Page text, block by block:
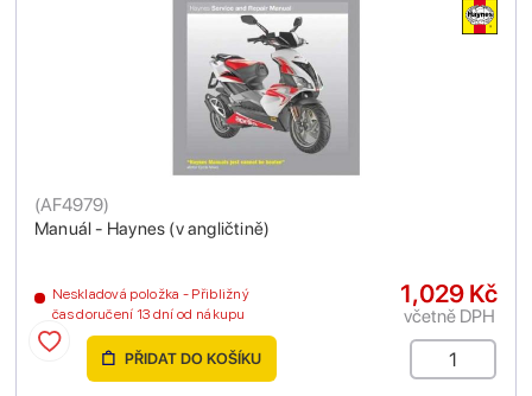
Manuál - Haynes (v angličtině)
(AF4979)
Neskladová položka - Přibližný
čas doručení 13 dní od nákupu
1,029 Kč
včetně DPH
PŘIDAT DO KOŠÍKU